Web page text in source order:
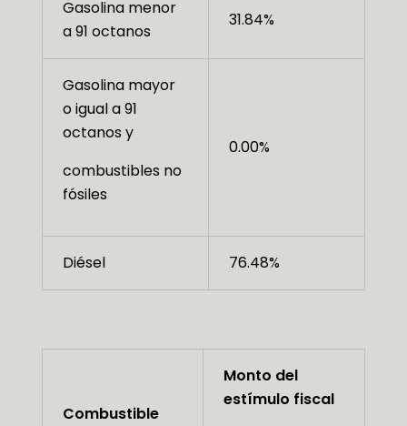
Gasolina menor
a 91 octanos
31.84%
Gasolina mayor
o igual a 91
octanos y
combustibles no
fósiles
0.00%
Diésel 76.48%
Combustible
Monto del
estímulo fiscal